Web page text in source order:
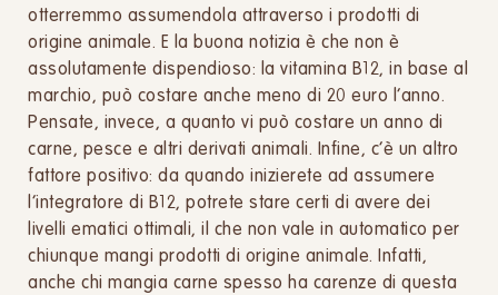
otterremmo assumendola attraverso i prodotti di
origine animale. E la buona notizia è che non è
assolutamente dispendioso: la vitamina B12, in base al
marchio, può costare anche meno di 20 euro l’anno.
Pensate, invece, a quanto vi può costare un anno di
carne, pesce e altri derivati animali. Infine, c’è un altro
fattore positivo: da quando inizierete ad assumere
l’integratore di B12, potrete stare certi di avere dei
livelli ematici ottimali, il che non vale in automatico per
chiunque mangi prodotti di origine animale. Infatti,
anche chi mangia carne spesso ha carenze di questa